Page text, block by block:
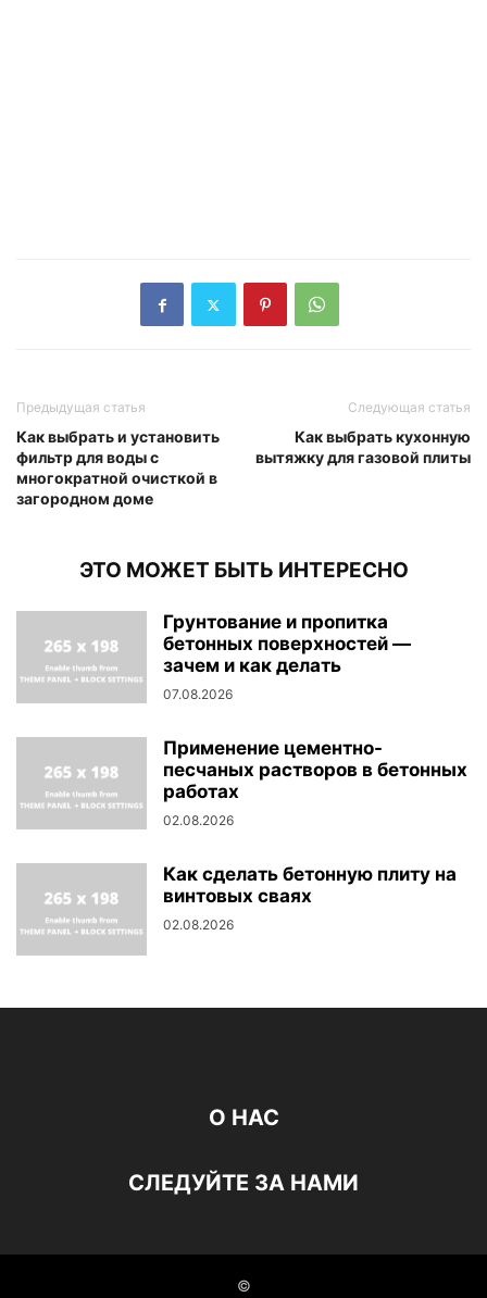
Предыдущая статья
Как выбрать и установить
фильтр для воды с
многократной очисткой в
загородном доме
Следующая статья
Как выбрать кухонную
вытяжку для газовой плиты
ЭТО МОЖЕТ БЫТЬ ИНТЕРЕСНО
Грунтование и пропитка
бетонных поверхностей —
зачем и как делать
07.08.2026
Применение цементно-
песчаных растворов в бетонных
работах
02.08.2026
Как сделать бетонную плиту на
винтовых сваях
02.08.2026
О НАС
СЛЕДУЙТЕ ЗА НАМИ
©